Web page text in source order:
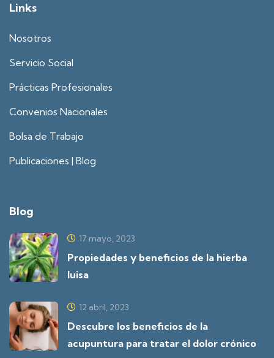
Links
Nosotros
Servicio Social
Prácticas Profesionales
Convenios Nacionales
Bolsa de Trabajo
Publicaciones | Blog
Blog
17 mayo, 2023
Propiedades y beneficios de la hierba
luisa
12 abril, 2023
Descubre los beneficios de la
acupuntura para tratar el dolor crónico